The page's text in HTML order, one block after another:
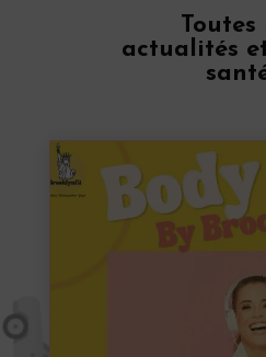
Toutes
actualités